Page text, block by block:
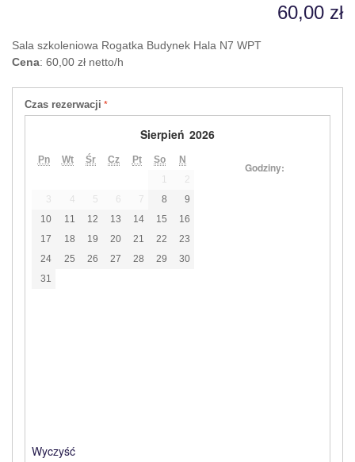
60,00 zł
Sala szkoleniowa Rogatka Budynek Hala N7 WPT
Cena: 60,00 zł netto/h
Czas rezerwacji
Sierpień 2026
Pn Wt Śr Cz Pt So
N
1
2
3
4 5 6 7 8
9
10
11 12 13 14 15
16
17
18 19 20 21 22
23
24
25 26 27 28 29
30
31
Wyczyść
Godziny: